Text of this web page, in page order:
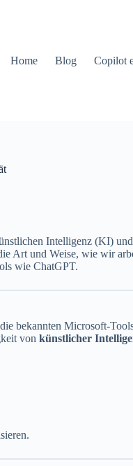
Home Blog Copilot
Intelligenz (KI)
Art und Weise, wie wir
wie ChatGPT.
bekannten Microsoft-
von künstlicher